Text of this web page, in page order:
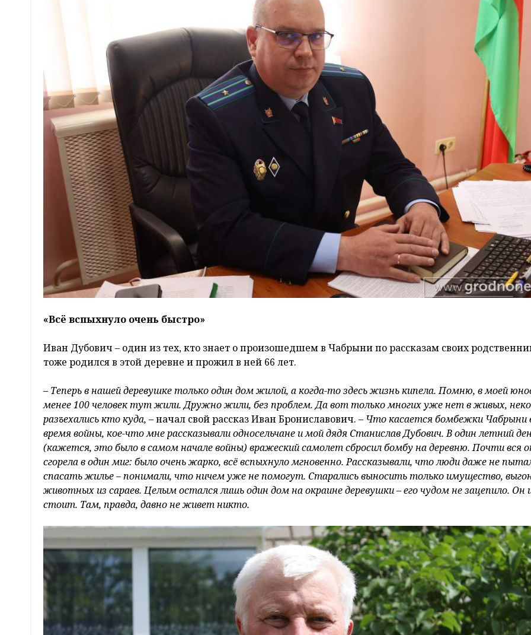
«Всё вспыхнуло очень быстро»
Иван Дубович – один из тех, кто знает о произошедшем в Чабрыни по рассказам своих
тоже родился в этой деревне и прожил в ней 66 лет.
– Теперь в нашей деревушке только один дом жилой, а когда-то здесь жизнь кипела. Помню, в моей
менее 100 человек тут жили. Дружно жили, без проблем. Да вот только многих уже нет в живых,
разъехались кто куда, – начал свой рассказ Иван Брониславович. – Что касается бомбежки Чабрыни
время войны, кое-что мне рассказывали односельчане и мой дядя Станислав Дубович. В один летний
(кажется, это было в самом начале войны) вражеский самолет сбросил бомбу на деревню. Почти вся
сгорела в один миг: было очень жарко, всё вспыхнуло мгновенно. Рассказывали, что люди даже не
спасать жилье – понимали, что ничем уже не помогут. Старались выносить только имущество,
животных из сараев. Целым остался лишь один дом на окраине деревушки – его чудом не зацепило. Он
стоит. Там, правда, давно не живет никто.